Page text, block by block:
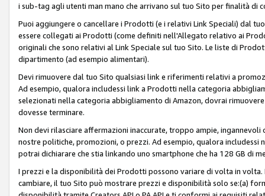
i sub-tag agli utenti man mano che arrivano sul tuo Sito per finalità
Puoi aggiungere o cancellare i Prodotti (e i relativi Link Speciali) dal
essere collegati ai Prodotti (come definiti nell'Allegato relativo ai
originali che sono relativi al Link Speciale sul tuo Sito. Le liste di
dipartimento (ad esempio alimentari).
Devi rimuovere dal tuo Sito qualsiasi link e riferimenti relativi a
Ad esempio, qualora includessi link a Prodotti nella categoria
selezionati nella categoria abbigliamento di Amazon, dovrai
dovesse terminare.
Non devi rilasciare affermazioni inaccurate, troppo ampie,
nostre politiche, promozioni, o prezzi. Ad esempio, qualora includessi
potrai dichiarare che stia linkando uno smartphone che ha 128 GB di
I prezzi e la disponibilità dei Prodotti possono variare di volta in
cambiare, il tuo Sito può mostrare prezzi e disponibilità solo se:(a)